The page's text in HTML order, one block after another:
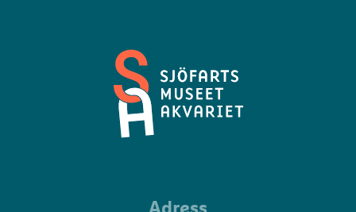
AkvarietAdress